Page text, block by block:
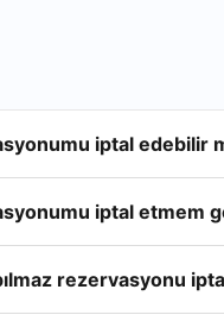
iptal edebilir
iptal etmem
rezervasyonu